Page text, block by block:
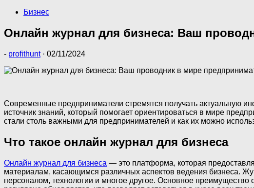
Бизнес
Онлайн журнал для бизнеса: Ваш
- profithunt · 02/11/2024
Современные предприниматели стремятся получать актуальную
источник знаний, который помогает ориентироваться в мире
стали столь важными для предпринимателей и как их можно
Что такое онлайн журнал для бизнеса
Онлайн журнал для бизнеса — это платформа, которая
материалам, касающимся различных аспектов ведения бизнеса.
персоналом, технологии и многое другое. Основное